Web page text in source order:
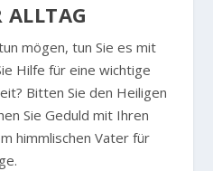
ALLTAG
mögen, tun Sie es mit
Hilfe für eine wichtige
Bitten Sie den Heiligen
Sie Geduld mit Ihren
himmlischen Vater für